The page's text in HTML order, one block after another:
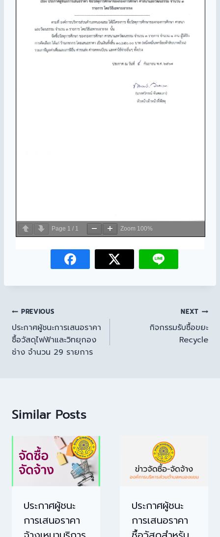
Page 1 / 1 Zoom 100%
PREVIOUS
ประกาศผู้ชนะการเสนอราคา
ซื้อวัสดุไฟฟ้าและวิทยุกอง
ช่าง จำนวน 29 รายการ
NEXT
กิจกรรมรับซื้อขยะ
Recycle
Similar Posts
ประกาศผู้ชนะ
การเสนอราคา
ประกาศผู้ชนะ
การเสนอราคา